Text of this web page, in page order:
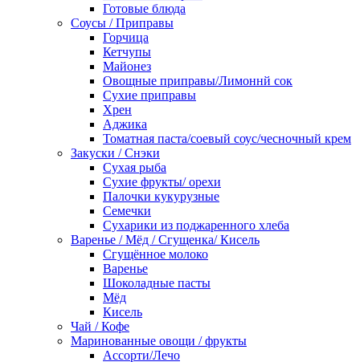
Готовые блюда
Соусы / Приправы
Горчица
Кетчупы
Майонез
Овощные приправы/Лимоннй сок
Сухие приправы
Хрен
Аджика
Томатная паста/соевый соус/чесночный крем
Закуски / Снэки
Сухая рыба
Сухие фрукты/ орехи
Палочки кукурузные
Семечки
Сухарики из поджаренного хлеба
Варенье / Мёд / Сгущенка/ Кисель
Сгущённое молоко
Варенье
Шоколадные пасты
Мёд
Кисель
Чай / Кофе
Маринованные овощи / фрукты
Ассорти/Лечо